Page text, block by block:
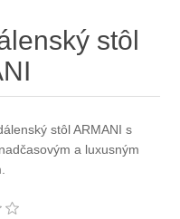
stôl
stôl ARMANI s
a luxusným